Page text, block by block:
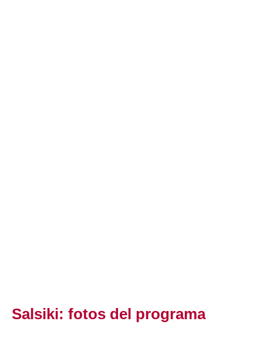
Salsiki: fotos del programa